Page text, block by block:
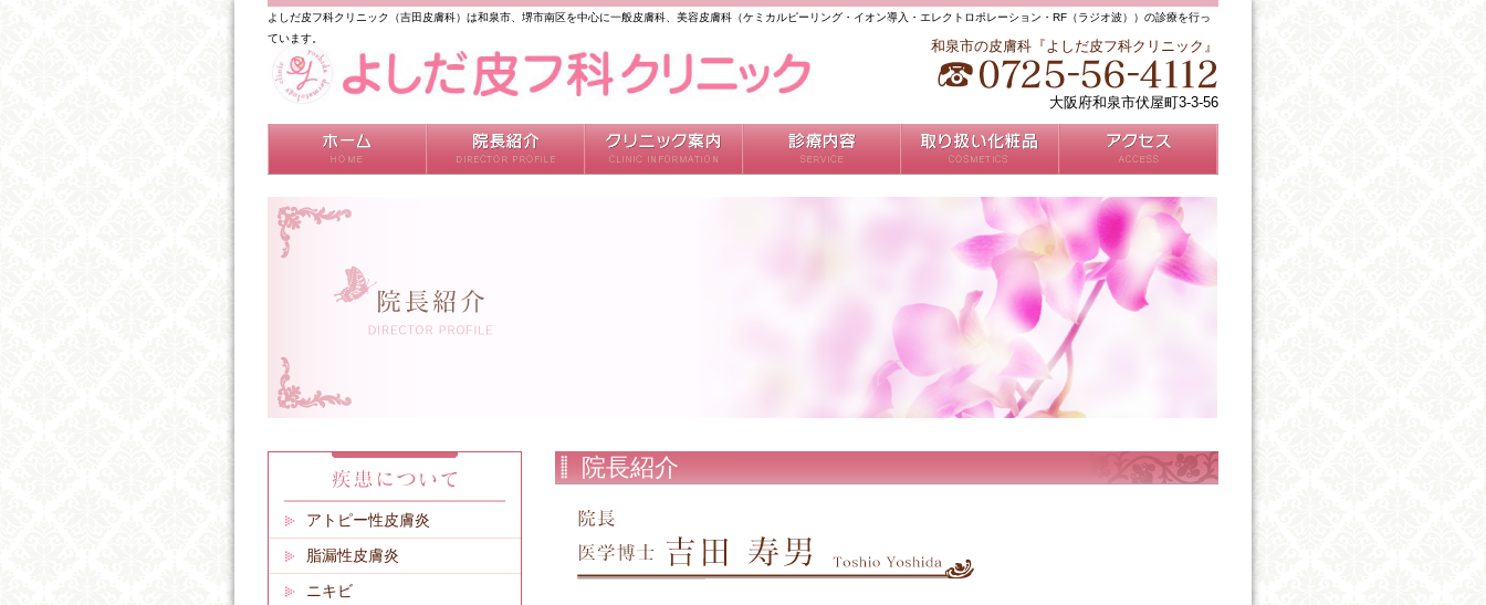
よしだ皮フ科クリニック（吉田皮膚科）は和泉市、堺市南区を中心に一般皮膚科、美容皮膚科（ケミカルピーリング・イオン導入・エレクトロポレーション・RF（ラジオ波））の診療を行っ
ています。
和泉市の皮膚科『よしだ皮フ科クリニック』
大阪府和泉市伏屋町3-3-56
院長紹介
アトピー性皮膚炎
脂漏性皮膚炎
ニキビ